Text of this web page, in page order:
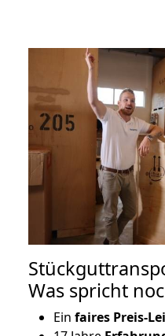
Was spricht
Ein faires Preis-